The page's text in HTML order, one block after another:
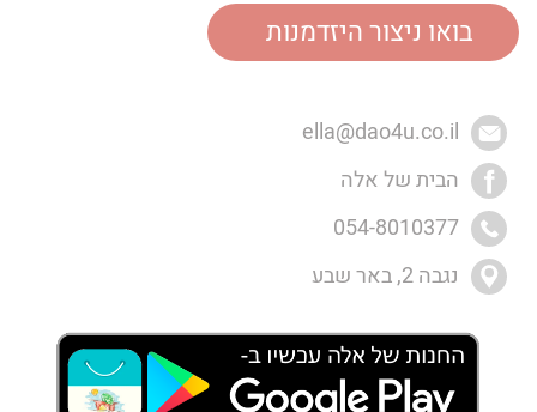
ella@dao4u.co.il
הבית של אלה
054-8010377
נגבה 2, באר שבע